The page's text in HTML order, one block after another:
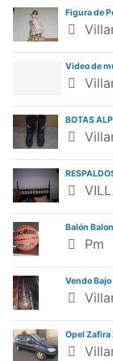
Figura de
Video de
BOTAS
Balón
Pm
Vendo Bajo
Opel Zafira